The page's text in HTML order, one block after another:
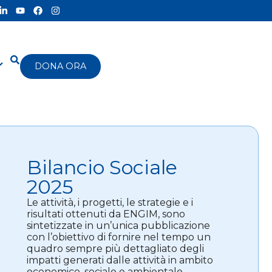
DONA ORA
Bilancio Sociale
2025
Le attività, i progetti, le strategie e i
risultati ottenuti da ENGIM, sono
sintetizzate in un’unica pubblicazione
con l’obiettivo di fornire nel tempo un
quadro sempre più dettagliato degli
impatti generati dalle attività in ambito